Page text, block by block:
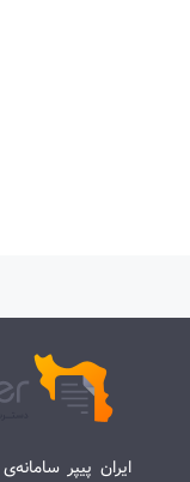
ایران پیپر